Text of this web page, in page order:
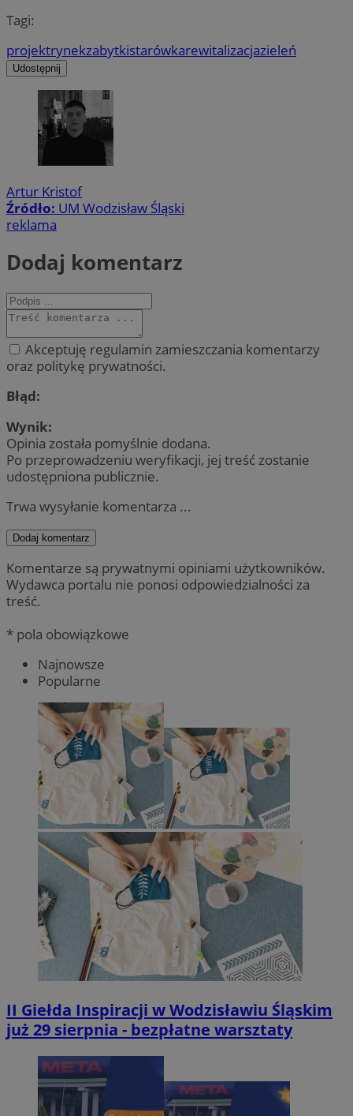
Tagi:
projektrynekzabytkistarówkarewitalizacjazieleń
Udostępnij
Artur Kristof
Źródło: UM Wodzisław Śląski
reklama
Dodaj komentarz
Akceptuję regulamin zamieszczania komentarzy
oraz politykę prywatności.
Błąd:
Wynik:
Opinia została pomyślnie dodana.
Po przeprowadzeniu weryfikacji, jej treść zostanie
udostępniona publicznie.
Trwa wysyłanie komentarza ...
Dodaj komentarz
Komentarze są prywatnymi opiniami użytkowników.
Wydawca portalu nie ponosi odpowiedzialności za
treść.
* pola obowiązkowe
Najnowsze
Popularne
II Giełda Inspiracji w Wodzisławiu Śląskim
już 29 sierpnia - bezpłatne warsztaty